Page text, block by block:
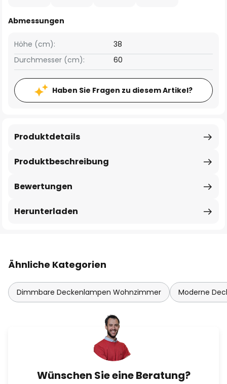
Abmessungen
Höhe (cm):
38
Durchmesser (cm):
60
Haben Sie Fragen zu diesem Artikel?
Produktbeschreibung
Produktdetails
Bewertungen
Herunterladen
Ähnliche Kategorien
Dimmbare Deckenlampen Wohnzimmer Moderne
Wünschen Sie eine Beratung?